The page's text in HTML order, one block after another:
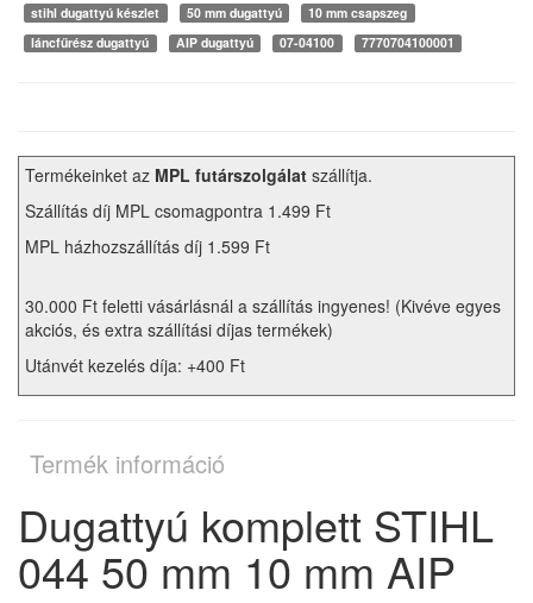
stihl dugattyú készlet
50 mm dugattyú
10 mm csapszeg
láncfűrész dugattyú
AIP dugattyú 07-04100 7770704100001
Termékeinket az MPL futárszolgálat szállítja.
Szállítás díj MPL csomagpontra 1.499 Ft
MPL házhozszállítás díj 1.599 Ft
30.000 Ft feletti vásárlásnál a szállítás ingyenes! (Kivéve egyes
akciós, és extra szállítási díjas termékek)
Utánvét kezelés díja: +400 Ft
Termék információ
Dugattyú komplett STIHL
044 50 mm 10 mm AIP